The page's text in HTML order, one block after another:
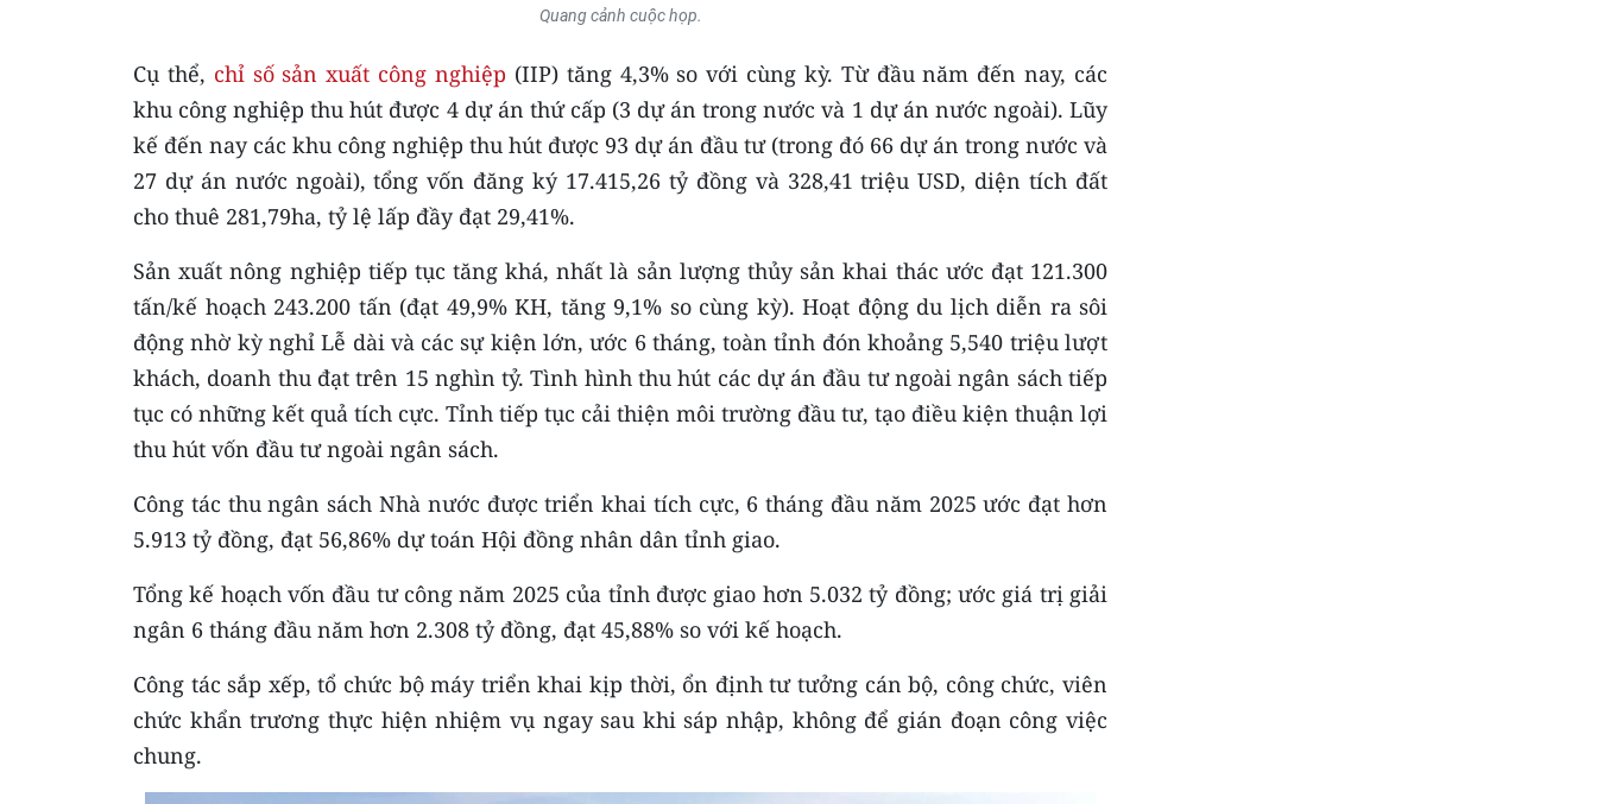
Quang cảnh cuộc họp.
Cụ thể, chỉ số sản xuất công nghiệp (IIP) tăng 4,3% so với cùng kỳ. Từ đầu năm đến nay, các
khu công nghiệp thu hút được 4 dự án thứ cấp (3 dự án trong nước và 1 dự án nước ngoài). Lũy
kế đến nay các khu công nghiệp thu hút được 93 dự án đầu tư (trong đó 66 dự án trong nước và
27 dự án nước ngoài), tổng vốn đăng ký 17.415,26 tỷ đồng và 328,41 triệu USD, diện tích đất
cho thuê 281,79ha, tỷ lệ lấp đầy đạt 29,41%.
Sản xuất nông nghiệp tiếp tục tăng khá, nhất là sản lượng thủy sản khai thác ước đạt 121.300
tấn/kế hoạch 243.200 tấn (đạt 49,9% KH, tăng 9,1% so cùng kỳ). Hoạt động du lịch diễn ra sôi
động nhờ kỳ nghỉ Lễ dài và các sự kiện lớn, ước 6 tháng, toàn tỉnh đón khoảng 5,540 triệu lượt
khách, doanh thu đạt trên 15 nghìn tỷ. Tình hình thu hút các dự án đầu tư ngoài ngân sách tiếp
tục có những kết quả tích cực. Tỉnh tiếp tục cải thiện môi trường đầu tư, tạo điều kiện thuận lợi
thu hút vốn đầu tư ngoài ngân sách.
Công tác thu ngân sách Nhà nước được triển khai tích cực, 6 tháng đầu năm 2025 ước đạt hơn
5.913 tỷ đồng, đạt 56,86% dự toán Hội đồng nhân dân tỉnh giao.
Tổng kế hoạch vốn đầu tư công năm 2025 của tỉnh được giao hơn 5.032 tỷ đồng; ước giá trị giải
ngân 6 tháng đầu năm hơn 2.308 tỷ đồng, đạt 45,88% so với kế hoạch.
Công tác sắp xếp, tổ chức bộ máy triển khai kịp thời, ổn định tư tưởng cán bộ, công chức, viên
chức khẩn trương thực hiện nhiệm vụ ngay sau khi sáp nhập, không để gián đoạn công việc
chung.